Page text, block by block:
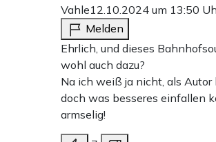
Vahle12.10.2024 um 13:50
Melden
Ehrlich, und dieses
wohl auch dazu?
Na ich weiß ja nicht, als
doch was besseres einfallen
armselig!